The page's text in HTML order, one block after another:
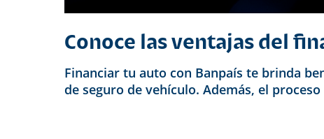
Conoce las ventajas del
Financiar tu auto con Banpaís te brinda
de seguro de vehículo. Además, el